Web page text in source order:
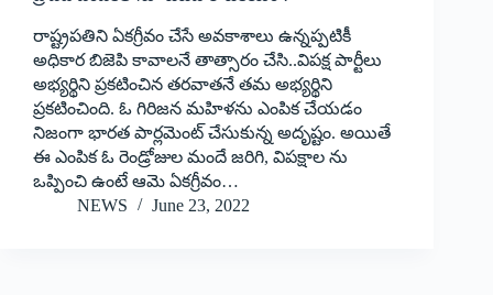
రాష్ట్రపతిని ఏకగ్రీవం చేసే అవకాశాలు ఉన్నప్పటికీ
అధికార బిజెపి కావాలనే తాత్సారం చేసి..విపక్ష పార్టీలు
అభ్యర్థిని ప్రకటించిన తరవాతనే తమ అభ్యర్థిని
ప్రకటించింది. ఓ గిరిజన మహిళను ఎంపిక చేయడం
నిజంగా భారత పార్లమెంట్‌ ‌చేసుకున్న అదృష్టం. అయితే
ఈ ఎంపిక ఓ రెండ్రోజుల మందే జరిగి, విపక్షాల ను
ఒప్పించి ఉంటే ఆమె ఏకగ్రీవం…
NEWS
June 23, 2022